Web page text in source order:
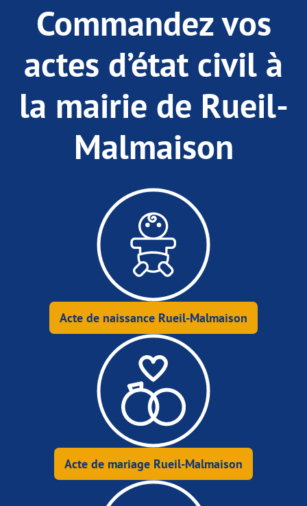
Commandez vos
actes d’état civil à
la mairie de Rueil-
Malmaison
Acte de naissance Rueil-Malmaison
Acte de mariage Rueil-Malmaison